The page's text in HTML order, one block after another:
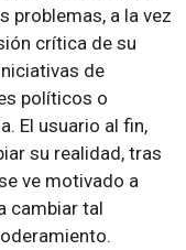
problemas, a la vez
crítica de su
de
políticos o
El usuario al fin,
su realidad, tras
ve motivado a
cambiar tal